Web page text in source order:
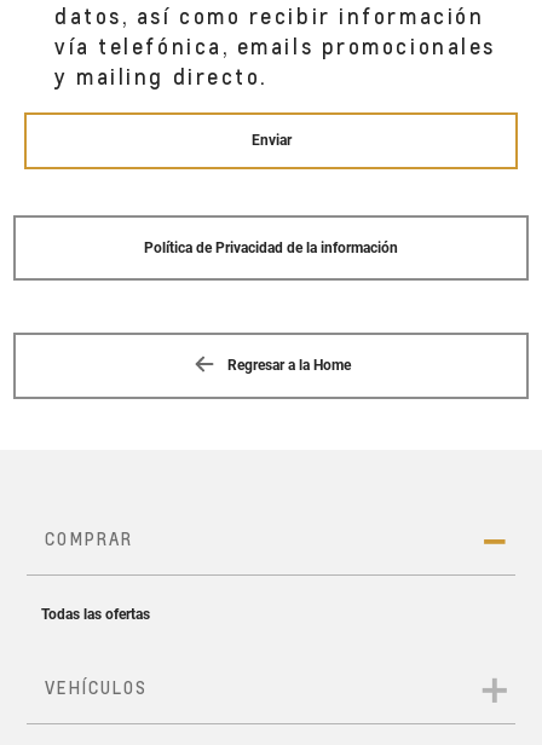
datos, así como recibir información
vía telefónica, emails promocionales
y mailing directo.
Enviar
Política de Privacidad de la información
Regresar a la Home